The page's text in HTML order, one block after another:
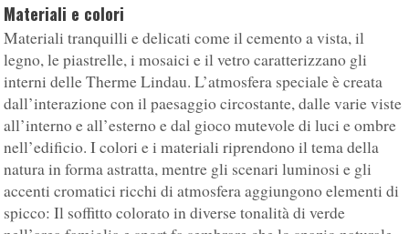
Materiali e colori
Materiali tranquilli e delicati come il cemento a vista, il
legno, le piastrelle, i mosaici e il vetro caratterizzano gli
interni delle Therme Lindau. L’atmosfera speciale è creata
dall’interazione con il paesaggio circostante, dalle varie viste
all’interno e all’esterno e dal gioco mutevole di luci e ombre
nell’edificio. I colori e i materiali riprendono il tema della
natura in forma astratta, mentre gli scenari luminosi e gli
accenti cromatici ricchi di atmosfera aggiungono elementi di
spicco: Il soffitto colorato in diverse tonalità di verde